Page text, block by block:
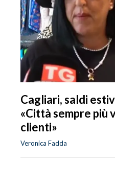
Cagliari, saldi
«Città sempre più
clienti»
Veronica Fadda